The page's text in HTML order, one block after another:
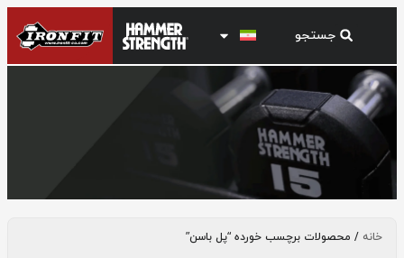
پل باسنخانه / محصولات برچسب خورده “پل باسن”